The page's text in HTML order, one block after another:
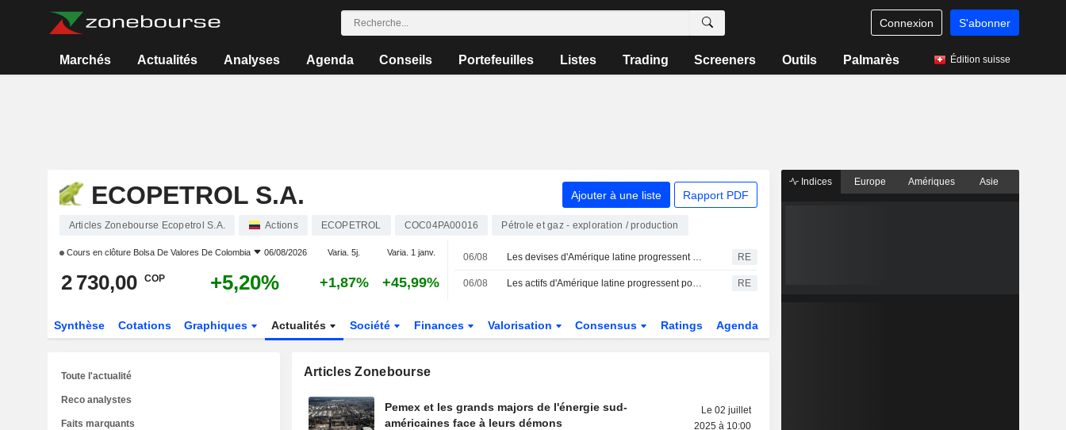
Connexion S'abonner
Marchés Actualités Analyses Agenda Conseils Portefeuilles Listes Trading Screeners Outils Palmarès Édition suisse
ECOPETROL S.A. Ajouter à une liste Rapport PDF
Articles Zonebourse Ecopetrol S.A. Actions ECOPETROL COC04PA00016 Pétrole et gaz - exploration / production
Cours en clôture Bolsa De Valores De Colombia 06/08/2026 Varia. 5j. Varia. 1 janv.
2 730,00 COP +5,20% +1,87% +45,99%
06/08 Les devises d'Amérique latine progressent avec le raffermissement des matières premières ; le Mexique maintient ses taux RE
06/08 Les actifs d'Amérique latine progressent portés par les matières premières ; les négociations au Moyen-Orient en ligne de mire RE
Synthèse Cotations Graphiques Actualités Société Finances Valorisation Consensus Ratings Agenda
Articles Zonebourse
Pemex et les grands majors de l'énergie sud-
américaines face à leurs démons
Le 02 juillet
2025 à 10:00
Toute l'actualité
Reco analystes
Faits marquants
Indices Europe Amériques Asie